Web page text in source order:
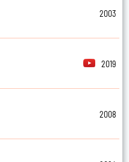
2003
2019
2008